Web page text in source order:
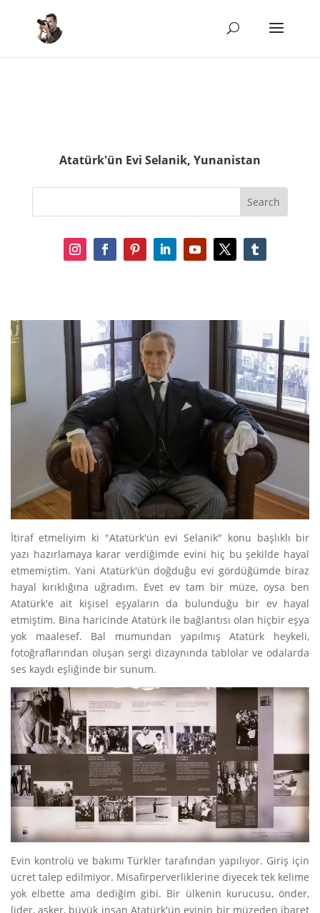
Atatürk'ün Evi Selanik, Yunanistan
İtiraf etmeliyim ki "Atatürk'ün evi Selanik" konu başlıklı bir
yazı hazırlamaya karar verdiğimde evini hiç bu şekilde hayal
etmemiştim. Yani Atatürk'ün doğduğu evi gördüğümde biraz
hayal kırıklığına uğradım. Evet ev tam bir müze, oysa ben
Atatürk'e ait kişisel eşyaların da bulunduğu bir ev hayal
etmiştim. Bina haricinde Atatürk ile bağlantısı olan hiçbir eşya
yok maalesef. Bal mumundan yapılmış Atatürk heykeli,
fotoğraflarından oluşan sergi dizaynında tablolar ve odalarda
ses kaydı eşliğinde bir sunum.
Evin kontrolü ve bakımı Türkler tarafından yapılıyor. Giriş için
ücret talep edilmiyor. Misafirperverliklerine diyecek tek kelime
yok elbette ama dediğim gibi. Bir ülkenin kurucusu, önder,
lider, asker, büyük insan Atatürk'ün evinin bir müzeden ibaret